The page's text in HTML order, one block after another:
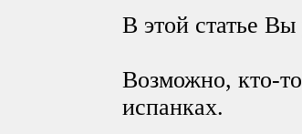
В этой статье
Возможно, кто-
испанках.